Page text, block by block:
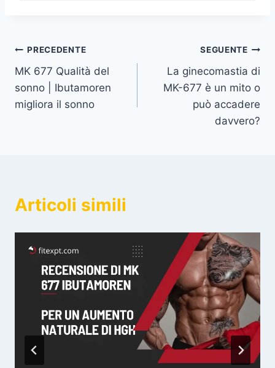
Navigazione
articoli
PRECEDENTE
MK 677 Qualità del
sonno | Ibutamoren
migliora il sonno
SEGUENTE
La ginecomastia di
MK-677 è un mito o
può accadere
davvero?
Articoli simili